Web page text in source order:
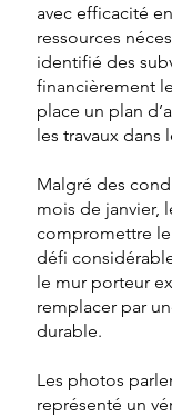
avec efficacité
ressources
identifié des
financièrement
place un plan
les travaux dans
Malgré des
mois de janvier,
compromettre
défi
le mur porteur
remplacer par
durable.
Les photos
représenté un